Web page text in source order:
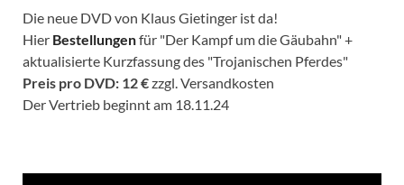
Die neue DVD von Klaus Gietinger ist da!
Hier Bestellungenfür "Der Kampf um die Gäubahn" +
aktualisierte Kurzfassung des "Trojanischen Pferdes"
Preis pro DVD: 12 €zzgl. Versandkosten
Der Vertrieb beginnt am 18.11.24